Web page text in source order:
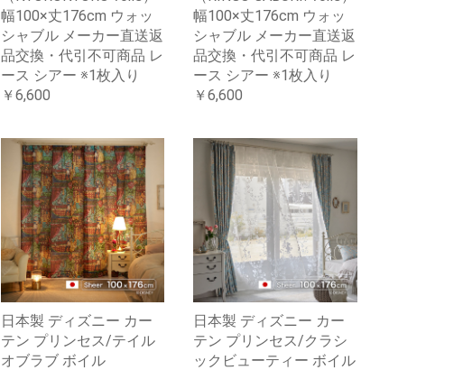
幅100×丈176cm ウォッ
シャブル メーカー直送返
品交換・代引不可商品 レ
ース シアー ※1枚入り
￥6,600
幅100×丈176cm ウォッ
シャブル メーカー直送返
品交換・代引不可商品 レ
ース シアー ※1枚入り
￥6,600
日本製 ディズニー カー
テン プリンセス/テイル
オブラブ ボイル
日本製 ディズニー カー
テン プリンセス/クラシ
ックビューティー ボイル